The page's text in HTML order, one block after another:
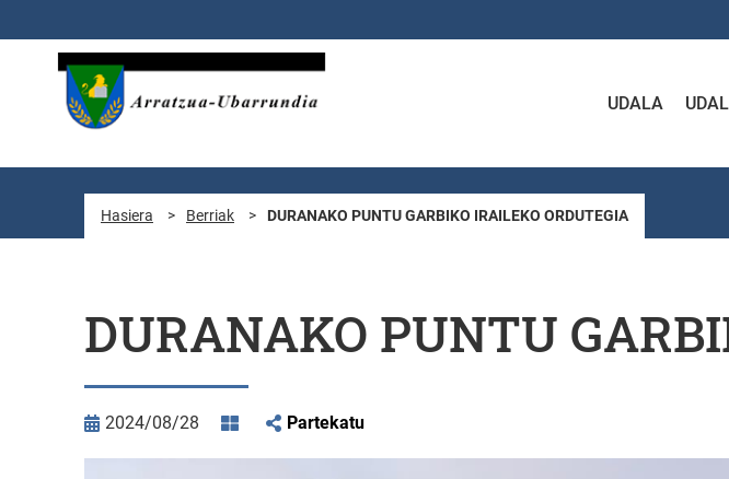
UDALA
Hasiera > Berriak > DURANAKO PUNTU GARBIKO IRAILEKO ORDUTEGIA
DURANAKO PUNTU
2024/08/28 Partekatu